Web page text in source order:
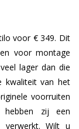
voor € 349. Dit
voor montage
lager dan die
kwaliteit van het
voorruiten
zij een
Wilt u